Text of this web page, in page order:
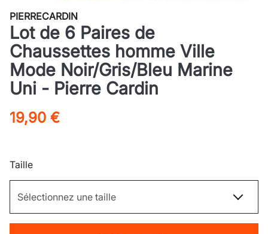
PIERRECARDIN
Lot de 6 Paires de
Chaussettes homme Ville
Mode Noir/Gris/Bleu Marine
Uni - Pierre Cardin
19,90 €
Taille